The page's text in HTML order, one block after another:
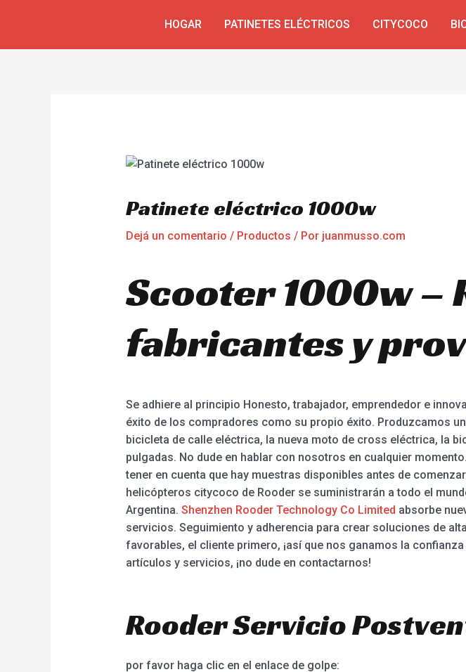
HOGAR PATINETES ELÉCTRICOS CITYCOCO
Patinete eléctrico 1000w
Dejá un comentario / Productos / Por juanmusso.com
Scooter 1000w –
fabricantes y
Se adhiere al principio Honesto, trabajador, emprendedor e
éxito de los compradores como su propio éxito. Produzcamos
bicicleta de calle eléctrica, la nueva moto de cross eléctrica, la
pulgadas. No dude en hablar con nosotros en cualquier
tener en cuenta que hay muestras disponibles antes de
helicópteros citycoco de Rooder se suministrarán a todo el
Argentina. Shenzhen Rooder Technology Co Limited absorbe
servicios. Seguimiento y adherencia para crear soluciones de
favorables, el cliente primero, ¡así que nos ganamos la
artículos y servicios, ¡no dude en contactarnos!
Rooder Servicio
por favor haga clic en el enlace de golpe: